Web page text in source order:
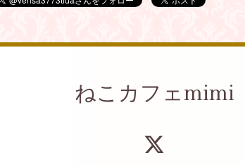
ねこカフェmimi